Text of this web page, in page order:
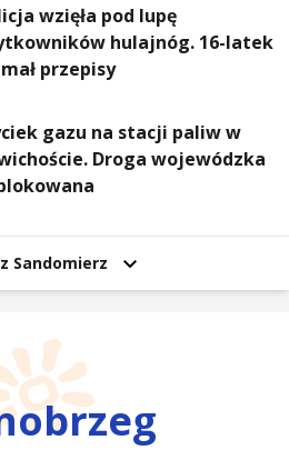
wzięła pod lupę
hulajnóg. 16-latek
przepisy
gazu na stacji paliw w
Droga wojewódzka
Sandomierz